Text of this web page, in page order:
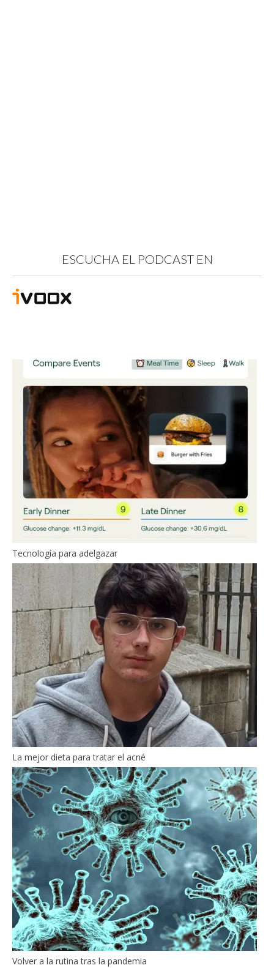
ESCUCHA EL PODCAST EN
Tecnología para adelgazar
La mejor dieta para tratar el acné
Volver a la rutina tras la pandemia